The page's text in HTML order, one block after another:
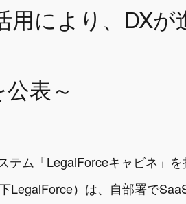
により、DXが
表～
ム「LegalForceキャビネ」
）は、自部署で